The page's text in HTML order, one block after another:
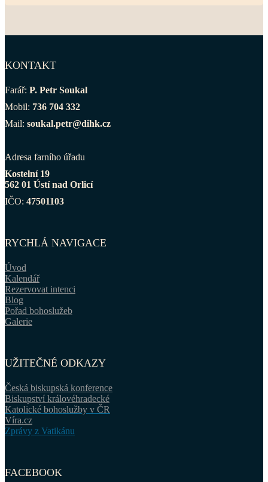
KONTAKT
Farář: P. Petr Soukal
Mobil: 736 704 332
Mail: soukal.petr@dihk.cz
Adresa farního úřadu
Kostelní 19
562 01 Ústí nad Orlicí
IČO: 47501103
RYCHLÁ NAVIGACE
Úvod
Kalendář
Rezervovat intenci
Blog
Pořad bohoslužeb
Galerie
UŽITEČNÉ ODKAZY
Česká biskupská konference
Biskupství královéhradecké
Katolické bohoslužby v ČR
Víra.cz
Zprávy z Vatikánu
FACEBOOK